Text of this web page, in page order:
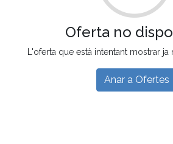
Oferta no
L'oferta que està intentant mostrar
Anar a Ofertes